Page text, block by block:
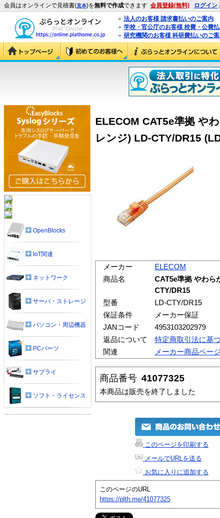
会員はオンラインで見積書(見本)を無料で作成できます 会員登録(無料) ログイン
法人のお客様 請求書払いのご案内
学校・官公庁のお客様 校費・公費
研究機関のお客様 科研費払いのご
ELECOM CAT5e準拠 や
レンジ) LD-CTY/DR15
メーカー
ELECOM
商品名
CAT5e準拠 やわら
CTY/DR15
型番
LD-CTY/DR15
保証条件
メーカー保証
JANコード
4953103202979
返品について
特定商取引法に基
関連
メーカー商品ペー
商品番号 41077325
本商品は販売を終了しました
このページを印刷する
メールでURLを送る
お気に入りに追加する
このページのURL
https://plth.me/41077325
OpenBlocks
IoT関連
ネットワーク
サーバ・ストレージ
パソコン・周辺機器
PCパーツ
サプライ
ソフト・ライセンス